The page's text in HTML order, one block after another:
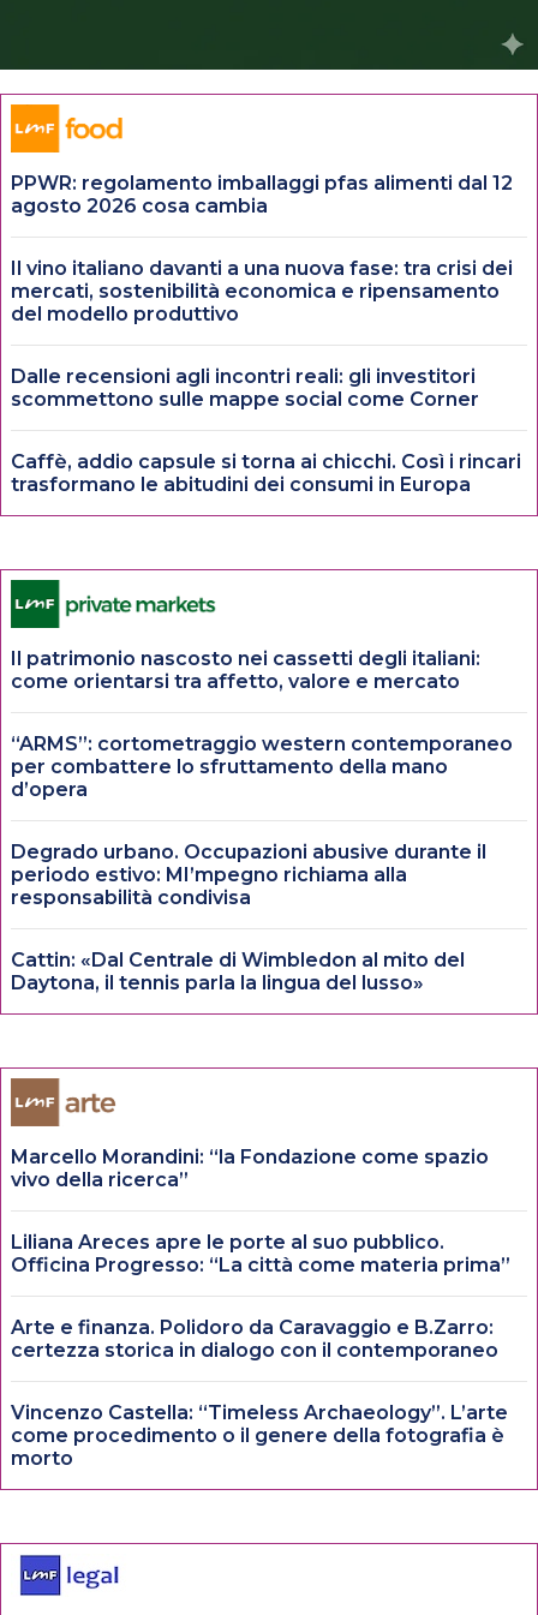
PPWR: regolamento imballaggi pfas alimenti dal 12
agosto 2026 cosa cambia
Il vino italiano davanti a una nuova fase: tra crisi dei
mercati, sostenibilità economica e ripensamento
del modello produttivo
Dalle recensioni agli incontri reali: gli investitori
scommettono sulle mappe social come Corner
Caffè, addio capsule si torna ai chicchi. Così i rincari
trasformano le abitudini dei consumi in Europa
Il patrimonio nascosto nei cassetti degli italiani:
come orientarsi tra affetto, valore e mercato
“ARMS”: cortometraggio western contemporaneo
per combattere lo sfruttamento della mano
d’opera
Degrado urbano. Occupazioni abusive durante il
periodo estivo: MI’mpegno richiama alla
responsabilità condivisa
Cattin: «Dal Centrale di Wimbledon al mito del
Daytona, il tennis parla la lingua del lusso»
Marcello Morandini: “la Fondazione come spazio
vivo della ricerca”
Liliana Areces apre le porte al suo pubblico.
Officina Progresso: “La città come materia prima”
Arte e finanza. Polidoro da Caravaggio e B.Zarro:
certezza storica in dialogo con il contemporaneo
Vincenzo Castella: “Timeless Archaeology”. L’arte
come procedimento o il genere della fotografia è
morto